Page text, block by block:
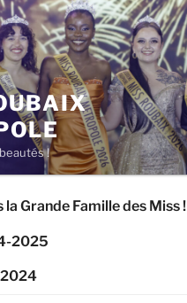
!
la Grande Famille des Miss !
2025